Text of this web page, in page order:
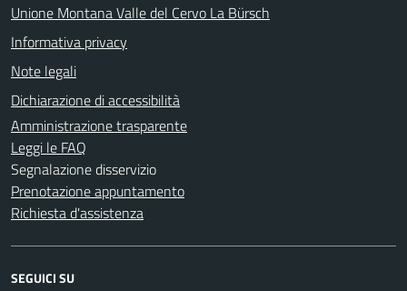
Unione Montana Valle del Cervo La Bürsch
Informativa privacy
Note legali
Dichiarazione di accessibilità
Amministrazione trasparente
Leggi le FAQ
Segnalazione disservizio
Prenotazione appuntamento
Richiesta d'assistenza
SEGUICI SU